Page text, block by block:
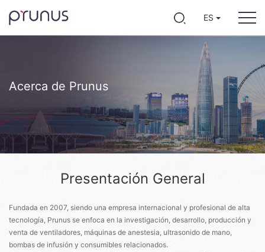
ES
Acerca de Prunus
Presentación General
Fundada en 2007, siendo una empresa internacional y profesional de alta
tecnología, Prunus se enfoca en la investigación, desarrollo, producción y
venta de ventiladores, máquinas de anestesia, ultrasonido de mano,
bombas de infusión y consumibles relacionados.